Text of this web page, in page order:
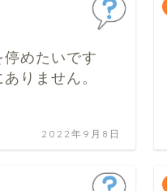
めたいです
りません。
2022年9月8日